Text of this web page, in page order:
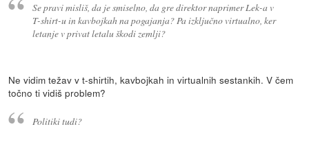
Se pravi misliš, da je smiselno, da gre direktor naprimer Lek-a v
T-shirt-u in kavbojkah na pogajanja? Pa izključno virtualno, ker
letanje v privat letalu škodi zemlji?
Ne vidim težav v t-shirtih, kavbojkah in virtualnih sestankih. V čem
točno ti vidiš problem?
Politiki tudi?